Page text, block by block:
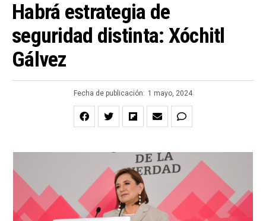
Habrá estrategia de
seguridad distinta: Xóchitl
Gálvez
Fecha de publicación: 1 mayo, 2024